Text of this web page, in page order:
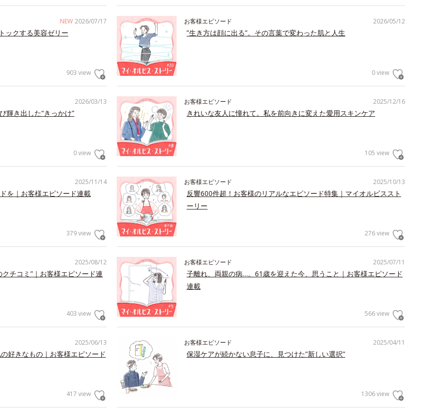
NEW 2026/07/17
ックする美容ゼリー
903 view
2026/05/12
お客様エピソード
”生き方は顔に出る”。その言葉で変わった肌と人生
0 view
2026/03/13
輝き出した“きっかけ”
0 view
2025/12/16
お客様エピソード
きれいな友人に憧れて。私を前向きに変えた愛用スキンケア
105 view
2025/11/14
を｜お客様エピソード連載
379 view
2025/10/13
お客様エピソード
反響600件超！お客様のリアルなエピソード特集｜マイオルビススト
ーリー
276 view
2025/08/12
チコミ”｜お客様エピソード連
403 view
2025/07/11
お客様エピソード
子離れ、両親の病…。61歳を迎えた今、思うこと｜お客様エピソード
連載
566 view
2025/06/13
好きなもの｜お客様エピソード
417 view
2025/04/11
お客様エピソード
保湿ケアが続かない息子に、見つけた”新しい選択”
1306 view